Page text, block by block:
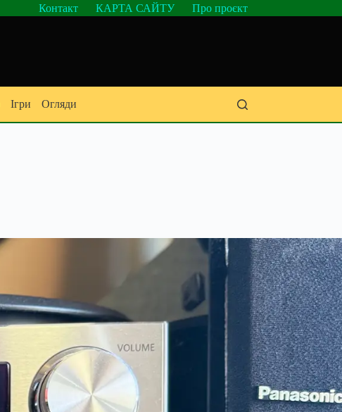
Контакт КАРТА САЙТУ Про проєкт
Ігри Огляди